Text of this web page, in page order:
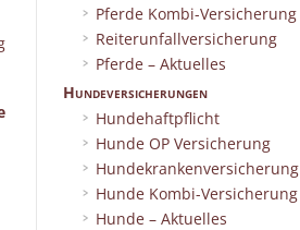
Pferde Kombi-Versicherung
Reiterunfallversicherung
Pferde – Aktuelles
Hundeversicherungen
Hundehaftpflicht
Hunde OP Versicherung
Hundekrankenversicherung
Hunde Kombi-Versicherung
Hunde – Aktuelles